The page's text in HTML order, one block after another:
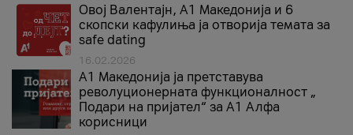
Овој Валентајн, A1 Македонија и 6
скопски кафулиња ја отворија темата за
safe dating
16.02.2026
А1 Македонија ја претставува
револуционерната функционалност „
Подари на пријател“ за А1 Алфа
корисници